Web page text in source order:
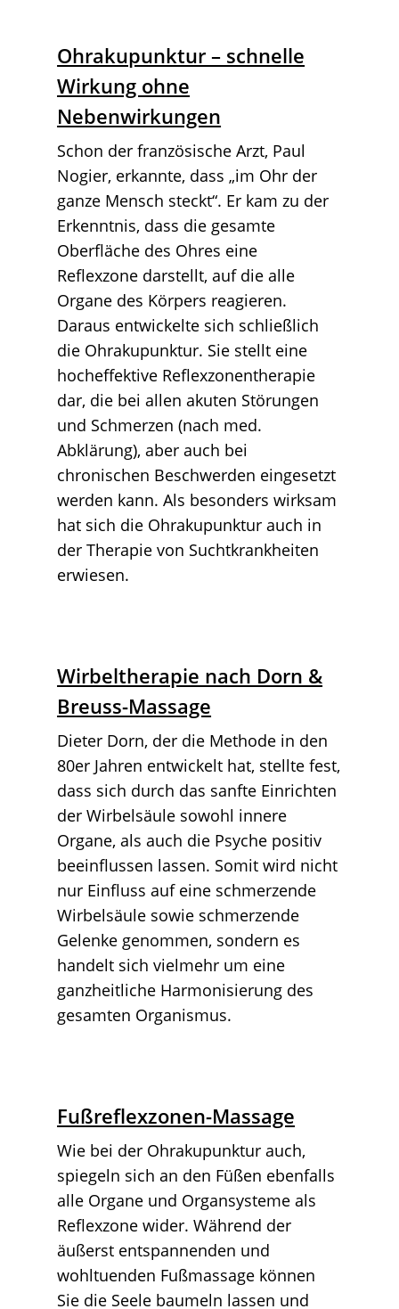
Ohrakupunktur – schnelle
Wirkung ohne
Nebenwirkungen
Schon der französische Arzt, Paul
Nogier, erkannte, dass „im Ohr der
ganze Mensch steckt“. Er kam zu der
Erkenntnis, dass die gesamte
Oberfläche des Ohres eine
Reflexzone darstellt, auf die alle
Organe des Körpers reagieren.
Daraus entwickelte sich schließlich
die Ohrakupunktur. Sie stellt eine
hocheffektive Reflexzonentherapie
dar, die bei allen akuten Störungen
und Schmerzen (nach med.
Abklärung), aber auch bei
chronischen Beschwerden eingesetzt
werden kann. Als besonders wirksam
hat sich die Ohrakupunktur auch in
der Therapie von Suchtkrankheiten
erwiesen.
Wirbeltherapie nach Dorn &
Breuss-Massage
Dieter Dorn, der die Methode in den
80er Jahren entwickelt hat, stellte fest,
dass sich durch das sanfte Einrichten
der Wirbelsäule sowohl innere
Organe, als auch die Psyche positiv
beeinflussen lassen. Somit wird nicht
nur Einfluss auf eine schmerzende
Wirbelsäule sowie schmerzende
Gelenke genommen, sondern es
handelt sich vielmehr um eine
ganzheitliche Harmonisierung des
gesamten Organismus.
Fußreflexzonen-Massage
Wie bei der Ohrakupunktur auch,
spiegeln sich an den Füßen ebenfalls
alle Organe und Organsysteme als
Reflexzone wider. Während der
äußerst entspannenden und
wohltuenden Fußmassage können
Sie die Seele baumeln lassen und